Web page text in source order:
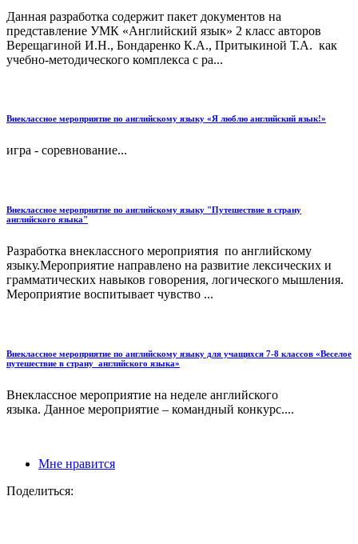
Данная разработка содержит пакет документов на
представление УМК «Английский язык» 2 класс авторов
Верещагиной И.Н., Бондаренко К.А., Притыкиной Т.А. как
учебно-методического комплекса с ра...
Внеклассное мероприятие по английскому языку «Я люблю английский язык!»
игра - соревнование...
Внеклассное мероприятие по английскому языку "Путешествие в страну
английского языка"
Разработка внеклассного мероприятия по английскому
языку.Мероприятие направлено на развитие лексических и
грамматических навыков говорения, логического мышления.
Мероприятие воспитывает чувство ...
Внеклассное мероприятие по английскому языку для учащихся 7-8 классов «Веселое
путешествие в страну английского языка»
Внеклассное мероприятие на неделе английского
языка. Данное мероприятие – командный конкурс....
Мне нравится
Поделиться: